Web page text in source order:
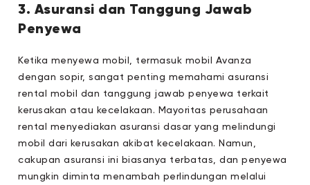
3. Asuransi dan Tanggung Jawab
Penyewa
Ketika menyewa mobil, termasuk mobil Avanza
dengan sopir, sangat penting memahami asuransi
rental mobil dan tanggung jawab penyewa terkait
kerusakan atau kecelakaan. Mayoritas perusahaan
rental menyediakan asuransi dasar yang melindungi
mobil dari kerusakan akibat kecelakaan. Namun,
cakupan asuransi ini biasanya terbatas, dan penyewa
mungkin diminta menambah perlindungan melalui